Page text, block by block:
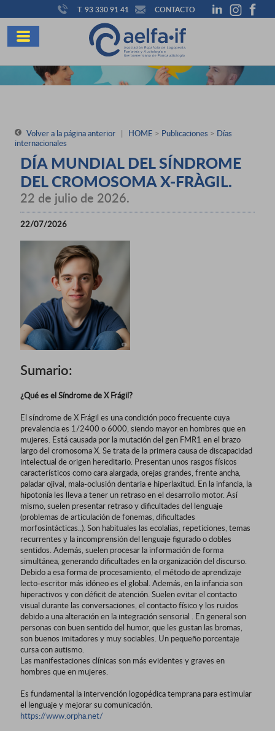
T. 93 330 91 41 CONTACTO
Volver a la página anterior | HOME > Publicaciones > Días
internacionales
DÍA MUNDIAL DEL SÍNDROME
DEL CROMOSOMA X-FRÀGIL.
22 de julio de 2026.
22/07/2026
Sumario:
¿Qué es el Síndrome de X Frágil?
El síndrome de X Frágil es una condición poco frecuente cuya
prevalencia es 1/2400 o 6000, siendo mayor en hombres que en
mujeres. Está causada por la mutación del gen FMR1 en el brazo
largo del cromosoma X. Se trata de la primera causa de discapacidad
intelectual de origen hereditario. Presentan unos rasgos físicos
característicos como cara alargada, orejas grandes, frente ancha,
paladar ojival, mala-oclusión dentaria e hiperlaxitud. En la infancia, la
hipotonía les lleva a tener un retraso en el desarrollo motor. Así
mismo, suelen presentar retraso y dificultades del lenguaje
(problemas de articulación de fonemas, dificultades
morfosintácticas..). Son habituales las ecolalias, repeticiones, temas
recurrentes y la incomprensión del lenguaje figurado o dobles
sentidos. Además, suelen procesar la información de forma
simultánea, generando dificultades en la organización del discurso.
Debido a esa forma de procesamiento, el método de aprendizaje
lecto-escritor más idóneo es el global. Además, en la infancia son
hiperactivos y con déficit de atención. Suelen evitar el contacto
visual durante las conversaciones, el contacto físico y los ruidos
debido a una alteración en la integración sensorial . En general son
personas con buen sentido del humor, que les gustan las bromas,
son buenos imitadores y muy sociables. Un pequeño porcentaje
cursa con autismo.
Las manifestaciones clínicas son más evidentes y graves en
hombres que en mujeres.
Es fundamental la intervención logopédica temprana para estimular
el lenguaje y mejorar su comunicación.
https://www.orpha.net/